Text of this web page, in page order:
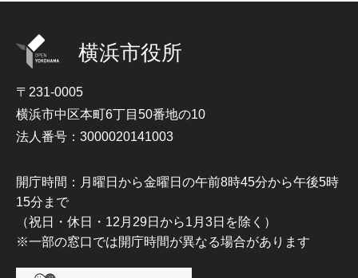
横浜市役所
〒231-0005
横浜市中区本町6丁目50番地の10
法人番号：3000020141003
開庁時間：月曜日から金曜日の午前8時45分から午後5時
15分まで
（祝日・休日・12月29日から1月3日を除く）
※一部の窓口では開庁時間が異なる場合があります